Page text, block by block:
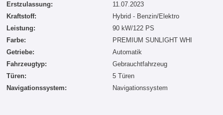
Erstzulassung:
11.07.2023
Kraftstoff:
Hybrid - Benzin/Elektro
Leistung:
90 kW/122 PS
Farbe:
PREMIUM SUNLIGHT WHI
Getriebe:
Automatik
Fahrzeugtyp:
Gebrauchtfahrzeug
Türen:
5 Türen
Navigationssystem:
Navigationssystem